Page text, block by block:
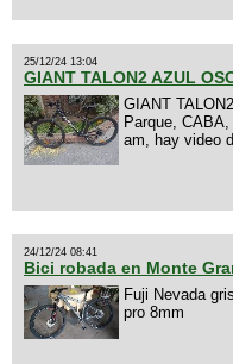
25/12/24 13:04
GIANT TALON2 AZUL
GIANT
Parque,
am, hay video
24/12/24 08:41
Bici robada en Monte
Fuji Nevada
pro 8mm